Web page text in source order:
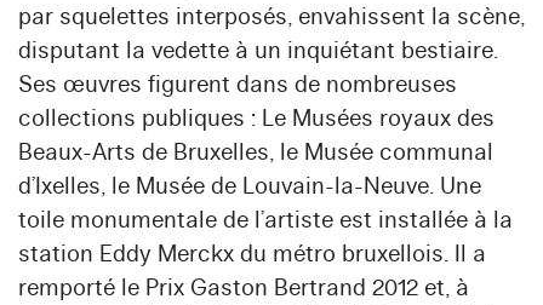
par squelettes interposés, envahissent la scène,
disputant la vedette à un inquiétant bestiaire.
Ses œuvres figurent dans de nombreuses
collections publiques : Le Musées royaux des
Beaux-Arts de Bruxelles, le Musée communal
d’Ixelles, le Musée de Louvain-la-Neuve. Une
toile monumentale de l’artiste est installée à la
station Eddy Merckx du métro bruxellois. Il a
remporté le Prix Gaston Bertrand 2012 et, à